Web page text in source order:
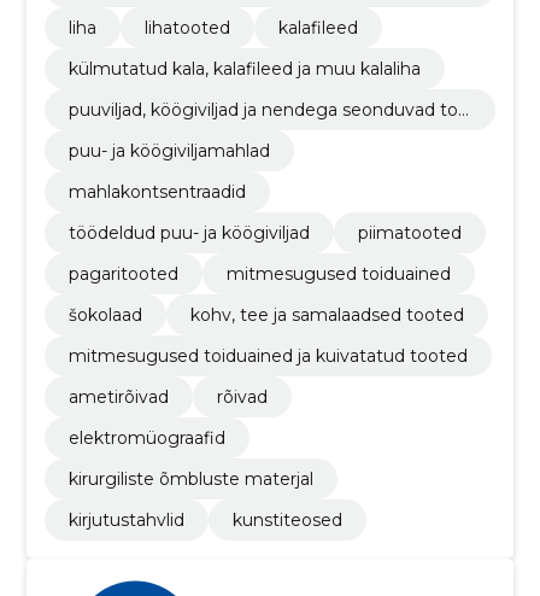
liha
lihatooted
kalafileed
külmutatud kala, kalafileed ja muu kalaliha
puuviljad, köögiviljad ja nendega seonduvad too
puu- ja köögiviljamahlad
mahlakontsentraadid
töödeldud puu- ja köögiviljad
piimatooted
pagaritooted
mitmesugused toiduained
šokolaad
kohv, tee ja samalaadsed tooted
mitmesugused toiduained ja kuivatatud tooted
ametirõivad
rõivad
elektromüograafid
kirurgiliste õmbluste materjal
kirjutustahvlid
kunstiteosed